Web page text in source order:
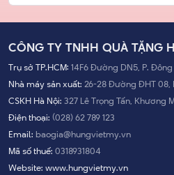
CÔNG TY TNHH QUÀ TẶNG
Trụ sở TP.HCM: 14F6 Đường DN5, P.
Nhà máy sản xuất: 26-28 Đường ĐHT 08,
CSKH Hà Nội: 327 Lê Trọng Tấn, Khương
Điện thoại: (028) 62 789 123
Email: baogia@hungvietmy.vn
Mã số thuế: 0318931804
Website: www.hungvietmy.vn